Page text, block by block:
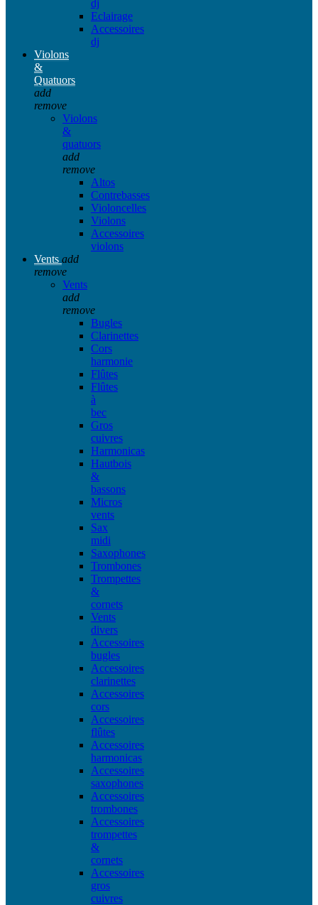
dj
Eclairage
Accessoires
dj
Violons
&
Quatuors
add
remove
Violons
&
quatuors
add
remove
Altos
Contrebasses
Violoncelles
Violons
Accessoires
violons
Vents add
remove
Vents
add
remove
Bugles
Clarinettes
Cors
harmonie
Flûtes
Flûtes
à
bec
Gros
cuivres
Harmonicas
Hautbois
&
bassons
Micros
vents
Sax
midi
Saxophones
Trombones
Trompettes
&
cornets
Vents
divers
Accessoires
bugles
Accessoires
clarinettes
Accessoires
cors
Accessoires
flûtes
Accessoires
harmonicas
Accessoires
saxophones
Accessoires
trombones
Accessoires
trompettes
&
cornets
Accessoires
gros
cuivres